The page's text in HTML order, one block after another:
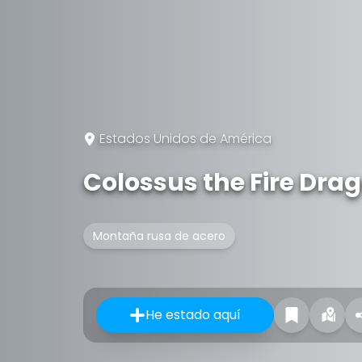
Estados Unidos de América
Colossus the Fire
Montaña rusa de acero
He estado aquí